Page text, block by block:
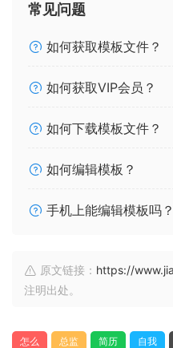
常见问题
如何获取模板文件？
如何获取VIP会员？
如何下载模板文件？
如何编辑模板？
手机上能编辑模板吗？
原文链接： https://
注明出处。
怎么 总监 简历 自我